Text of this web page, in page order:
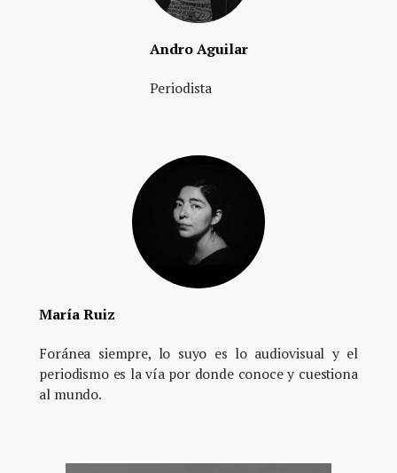
Andro Aguilar
Periodista
María Ruiz
Foránea siempre, lo suyo es lo audiovisual y el
periodismo es la vía por donde conoce y cuestiona
al mundo.